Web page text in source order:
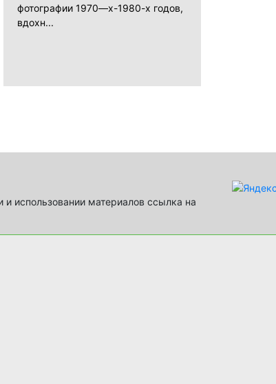
фотографии 1970—х-1980-х годов,
вдохн...
использовании материалов ссылка на